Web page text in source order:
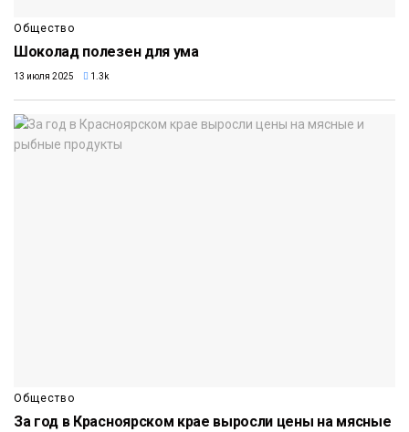
Общество
Шоколад полезен для ума
13 июля 2025 1.3k
Общество
За год в Красноярском крае выросли цены на мясные